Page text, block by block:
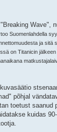
Wave",
Suomenlahdella
ja sitä
on Titanicin
põhjal
toetust saanud
kuidas